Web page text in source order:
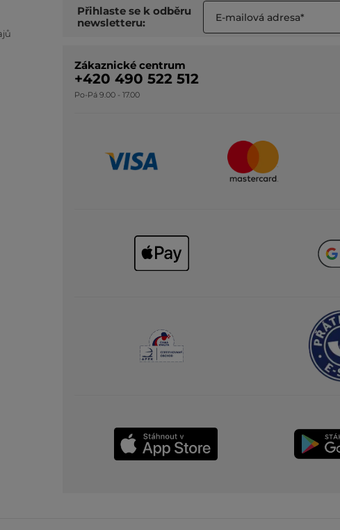
Přihlaste se k odběru
newsletteru:
Zákaznické centrum
+420 490 522 512
Po-Pá 9.00 - 17.00